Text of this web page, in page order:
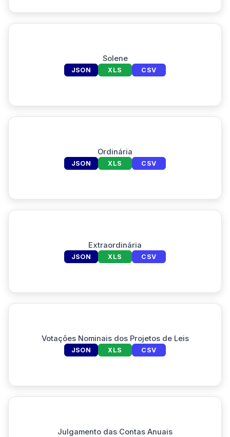
Solene
JSON XLS CSV
Ordinária
JSON XLS CSV
Extraordinária
JSON XLS CSV
Votações Nominais dos Projetos de Leis
JSON XLS CSV
Julgamento das Contas Anuais